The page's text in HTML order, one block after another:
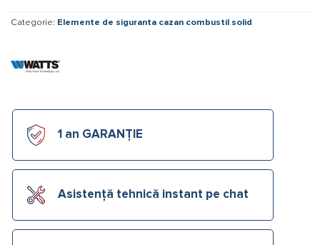
Categorie: Elemente de siguranta cazan combustil solid
1 an GARANȚIE
Asistență tehnică instant pe chat